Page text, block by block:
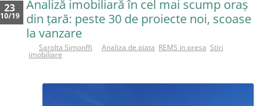
23
10/19
Analiză imobiliară în cel mai scump oraş
din ţară: peste 30 de proiecte noi, scoase
la vanzare
Sarolta Simonffi Analiza de piata REMS in presa Stiri
imobiliare